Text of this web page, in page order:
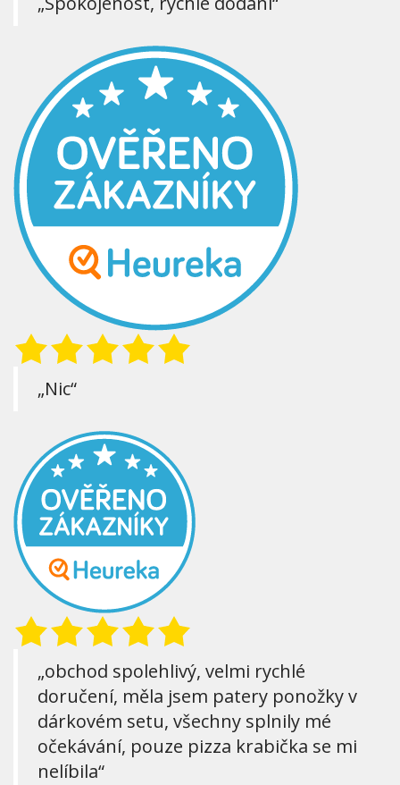
„Nic“
„obchod spolehlivý, velmi rychlé
doručení, měla jsem patery ponožky v
dárkovém setu, všechny splnily mé
očekávání, pouze pizza krabička se mi
nelíbila“